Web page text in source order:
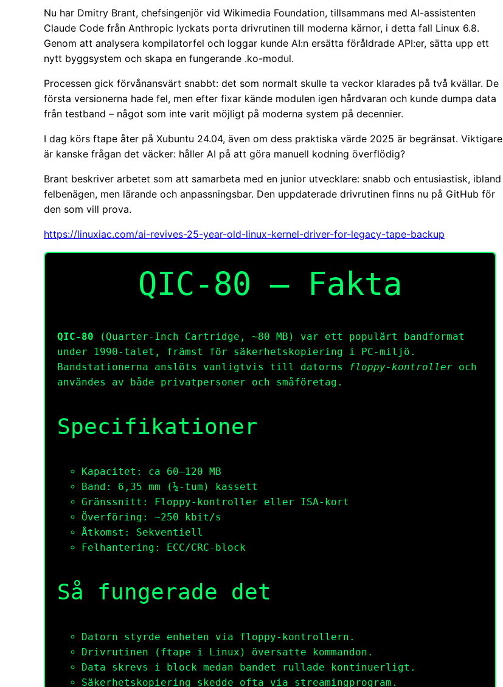
Nu har Dmitry Brant, chefsingenjör vid Wikimedia Foundation, tillsammans med AI-assistenten
Claude Code från Anthropic lyckats porta drivrutinen till moderna kärnor, i detta fall Linux 6.8.
Genom att analysera kompilatorfel och loggar kunde AI:n ersätta föråldrade API:er, sätta upp ett
nytt byggsystem och skapa en fungerande .ko-modul.
Processen gick förvånansvärt snabbt: det som normalt skulle ta veckor klarades på två kvällar. De
första versionerna hade fel, men efter fixar kände modulen igen hårdvaran och kunde dumpa data
från testband – något som inte varit möjligt på moderna system på decennier.
I dag körs ftape åter på Xubuntu 24.04, även om dess praktiska värde 2025 är begränsat. Viktigare
är kanske frågan det väcker: håller AI på att göra manuell kodning överflödig?
Brant beskriver arbetet som att samarbeta med en junior utvecklare: snabb och entusiastisk, ibland
felbenägen, men lärande och anpassningsbar. Den uppdaterade drivrutinen finns nu på GitHub för
den som vill prova.
https://linuxiac.com/ai-revives-25-year-old-linux-kernel-driver-for-legacy-tape-backup
QIC-80 – Fakta
QIC-80 (Quarter-Inch Cartridge, ~80 MB) var ett populärt bandformat
under 1990-talet, främst för säkerhetskopiering i PC-miljö.
Bandstationerna anslöts vanligtvis till datorns
floppy-kontroller och
användes av både privatpersoner och småföretag.
Specifikationer
Kapacitet: ca 60–120 MB
Band: 6,35 mm (¼-tum) kassett
Gränssnitt: Floppy-kontroller eller ISA-kort
Överföring: ~250 kbit/s
Åtkomst: Sekventiell
Felhantering: ECC/CRC-block
Så fungerade det
Datorn styrde enheten via floppy-kontrollern.
Drivrutinen ( ftape i Linux) översatte kommandon.
Data skrevs i block medan bandet rullade kontinuerligt.
Säkerhetskopiering skedde ofta via streamingprogram.